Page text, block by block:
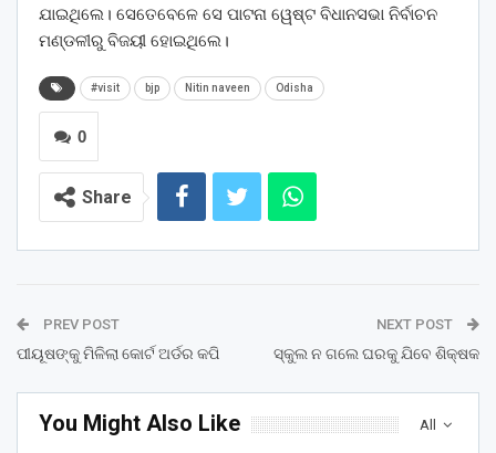
ଯାଇଥିଲେ। ସେତେବେଳେ ସେ ପାଟନା ୱେଷ୍ଟ ବିଧାନସଭା ନିର୍ବାଚନ
ମଣ୍ଡଳୀରୁ ବିଜୟୀ ହୋଇଥିଲେ।
#visit bjp Nitin naveen Odisha
0
Share
PREV POST
ପୀୟୂଷଙ୍କୁ ମିଳିଲା କୋର୍ଟ ଅର୍ଡର କପି
NEXT POST
ସ୍କୁଲ ନ ଗଲେ ଘରକୁ ଯିବେ ଶିକ୍ଷକ
All
You Might Also Like